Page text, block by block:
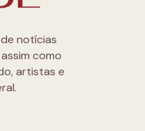
notícias
como
artistas e